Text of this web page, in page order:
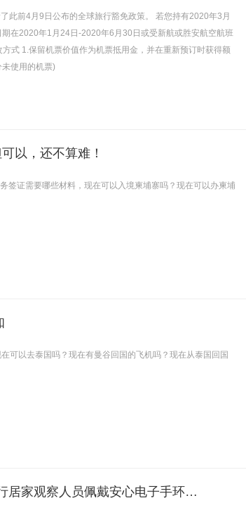
此前4月9日公布的全球旅行豁免政策。 若您持有2020年3月
在2020年1月24日-2020年6月30日或受新航或胜安航空航班
式 1.保留机票价值作为机票抵用金，并在重新预订时获得额
使用的机票)
以，还不算难！
签证需要哪些材料，现在可以入境柬埔寨吗？现在可以办柬埔
可以去泰国吗？现在有曼谷回国的飞机吗？现在从泰国回国
最新韩国隔离政策通知:入境后进行居家观察人员佩戴安心电子手环制度